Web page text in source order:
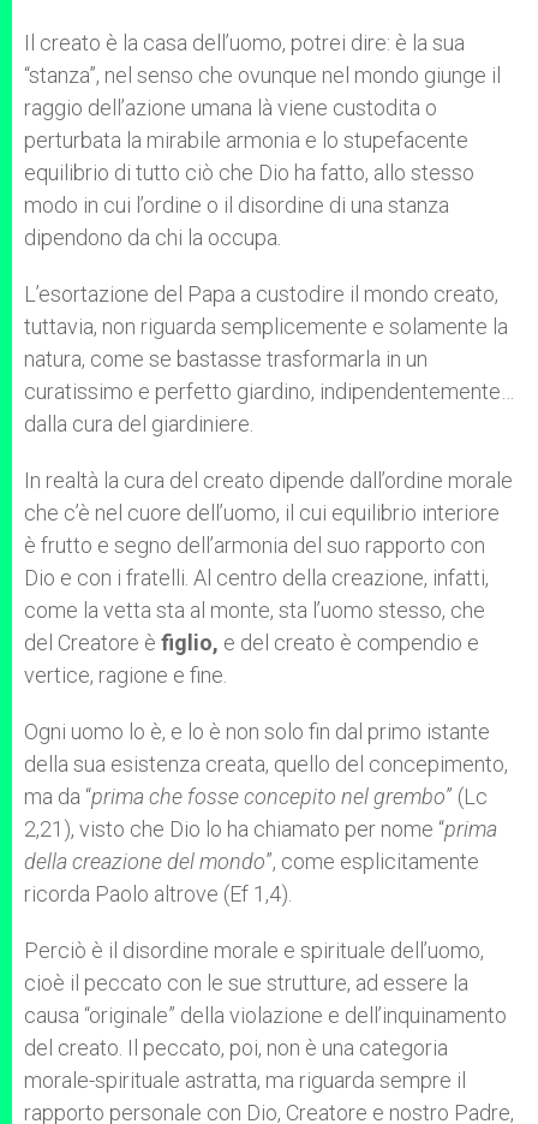
Il creato è la casa dell’uomo, potrei dire: è la sua
“stanza”, nel senso che ovunque nel mondo giunge il
raggio dell’azione umana là viene custodita o
perturbata la mirabile armonia e lo stupefacente
equilibrio di tutto ciò che Dio ha fatto, allo stesso
modo in cui l’ordine o il disordine di una stanza
dipendono da chi la occupa
L’esortazione del Papa a custodire il mondo creato,
tuttavia, non riguarda semplicemente e solamente la
natura, come se bastasse trasformarla in un
curatissimo e perfetto giardino, indipendentemente…
dalla cura del giardiniere.
In realtà la cura del creato dipende dall’ordine morale
che c’è nel cuore dell’uomo, il cui equilibrio interiore
è frutto e segno dell’armonia del suo rapporto con
Dio e con i fratelli. Al centro della creazione, infatti,
come la vetta sta al monte, sta l’uomo stesso, che
del Creatore è figlio, e del creato è compendio e
vertice, ragione e fine.
Ogni uomo lo è, e lo è non solo fin dal primo istante
della sua esistenza creata, quello del concepimento,
ma da “prima che fosse concepito nel grembo” (Lc
2,21), visto che Dio lo ha chiamato per nome “prima
della creazione del mondo”, come esplicitamente
ricorda Paolo altrove (Ef 1,4).
Perciò è il disordine morale e spirituale dell’uomo,
cioè il peccato con le sue strutture, ad essere la
causa “originale” della violazione e dell’inquinamento
del creato. Il peccato, poi, non è una categoria
morale-spirituale astratta, ma riguarda sempre il
rapporto personale con Dio, Creatore e nostro Padre,